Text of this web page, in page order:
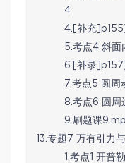
4
4.[补充
5.考点4 斜面
6.[补录
7.考点5 圆周
8.考点6 圆周
9.刷题课
13.专题7 万有引力
1.考点1 开普